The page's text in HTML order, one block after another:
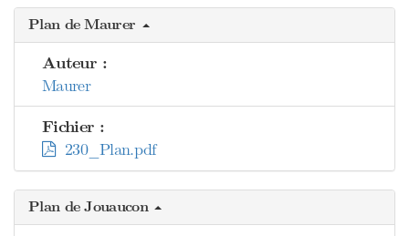
Plan de Maurer
Auteur :
Maurer
Fichier :
230_Plan.pdf
Plan de Jouaucon